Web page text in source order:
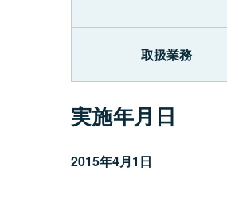
取扱業務
実施年月日
2015年4月1日